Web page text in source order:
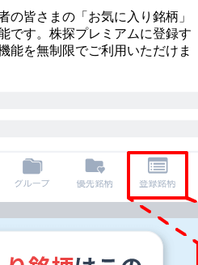
の皆さまの 「お気に入り銘柄」
です。 株探プレミアムに登録す
能を無制限でご利用いただけま